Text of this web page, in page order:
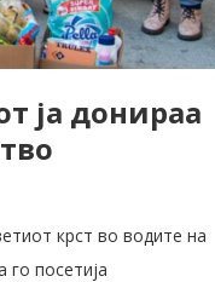
ја донираа
крст во водите на
посетија